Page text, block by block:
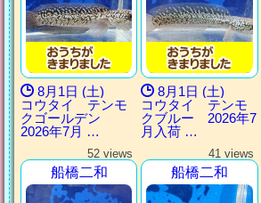
8月1日 (土)
コウタイ テンモ
クゴールデン
2026年7月 …
8月1日 (土)
コウタイ テンモ
クブルー 2026年7
月入荷 …
52 views
船橋二和
41 views
船橋二和